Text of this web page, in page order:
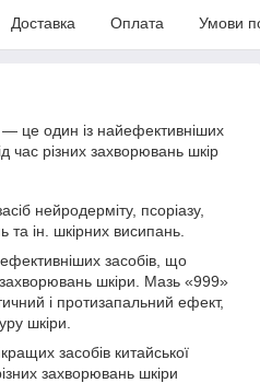
Доставка Оплата Умови
це один із найефективніших
час різних захворювань шкір
нейродерміту, псоріазу,
та ін. шкірних висипань.
засобів, що
захворювань шкіри. Мазь «999»
і протизапальний ефект,
шкіри.
засобів китайської
захворювань шкіри